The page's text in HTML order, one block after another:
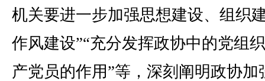
机关要进一步加强思想建设、组织
作风建设”“充分发挥政协中的党组
产党员的作用”等，深刻阐明政协加